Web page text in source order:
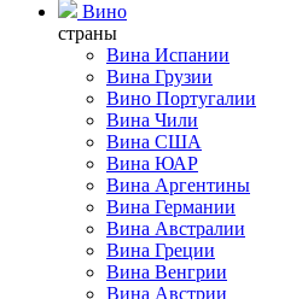
Вино
страны
Вина Испании
Вина Грузии
Вино Португалии
Вина Чили
Вина США
Вина ЮАР
Вина Аргентины
Вина Германии
Вина Австралии
Вина Греции
Вина Венгрии
Вина Австрии